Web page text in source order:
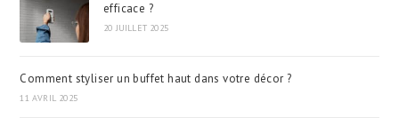
efficace ?
20 JUILLET 2025
Comment styliser un buffet haut dans votre décor ?
11 AVRIL 2025